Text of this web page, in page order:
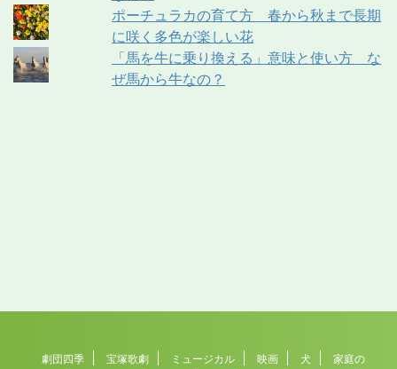
ポーチュラカの育て方 春から秋まで長期
に咲く多色が楽しい花
「馬を牛に乗り換える」意味と使い方 な
ぜ馬から牛なの？
劇団四季 宝塚歌劇 ミュージカル 映画 犬
家庭の